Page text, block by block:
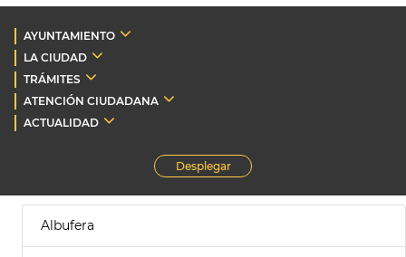
AYUNTAMIENTO
LA CIUDAD
TRÁMITES
ATENCIÓN CIUDADANA
ACTUALIDAD
Desplegar
Albufera